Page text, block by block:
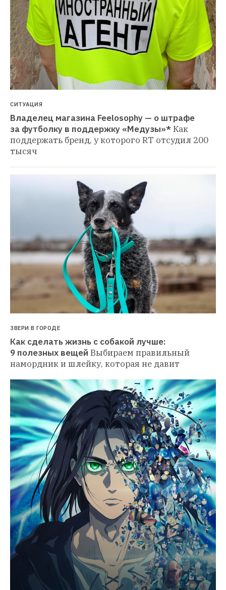
СИТУАЦИЯ
Владелец магазина Feelosophy — о штрафе
за футболку в поддержку «Медузы»*Как
поддержать бренд, у которого RT отсудил 200
тысяч
ЗВЕРИ В ГОРОДЕ
Как сделать жизнь с собакой лучше:
9 полезных вещей Выбираем правильный
намордник и шлейку, которая не давит